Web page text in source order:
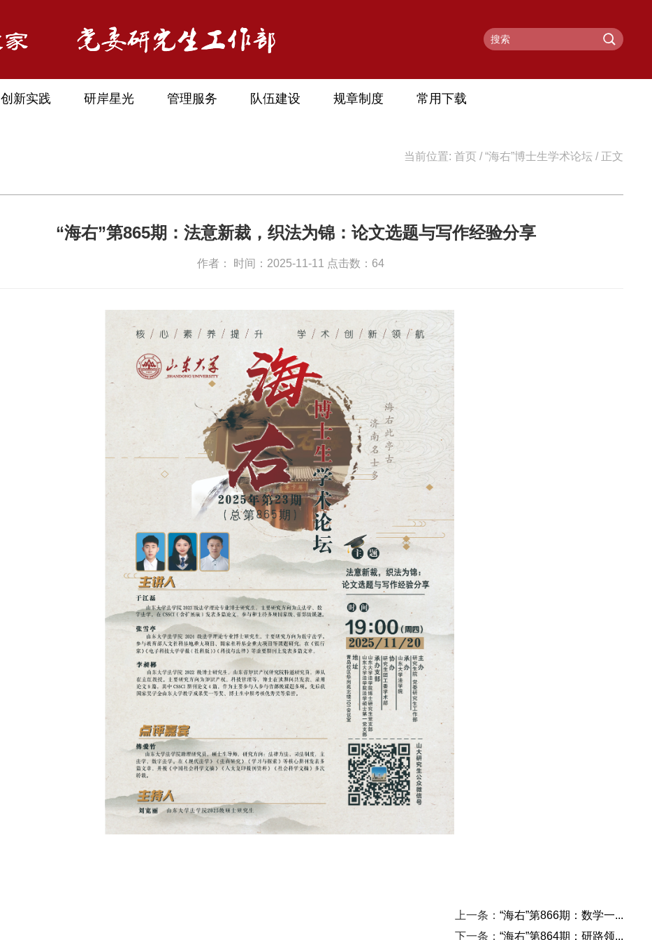
创新实践 研岸星光 管理服务 队伍建设 规章制度 常用下载
当前位置: 首页 /“海右”博士生学术论坛 / 正文
“海右”第865期：法意新裁，织法为锦：论文选题与写作经验分享
作者： 时间：2025-11-11 点击数： 64
上一条： “海右”第866期：数学一...
下一条： “海右”第864期：研路领...